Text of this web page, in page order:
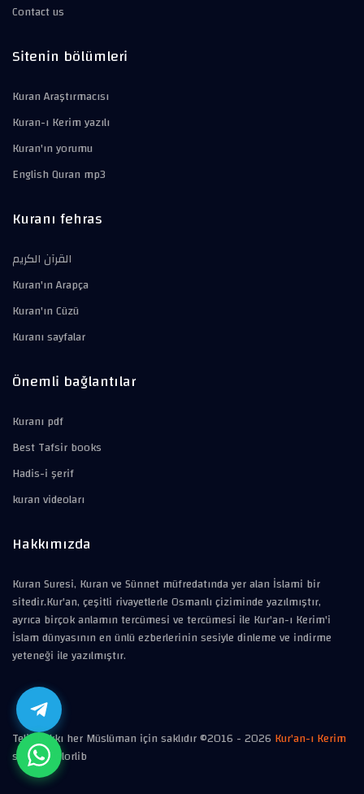
Contact us
Sitenin bölümleri
Kuran Araştırmacısı
Kuran-ı Kerim yazılı
Kuran'ın yorumu
English Quran mp3
Kuranı fehras
القرآن الكريم
Kuran'ın Arapça
Kuran'ın Cüzü
Kuranı sayfalar
Önemli bağlantılar
Kuranı pdf
Best Tafsir books
Hadis-i şerif
kuran videoları
Hakkımızda
Kuran Suresi, Kuran ve Sünnet müfredatında yer alan İslami bir
sitedir.Kur'an, çeşitli rivayetlerle Osmanlı çiziminde yazılmıştır,
ayrıca birçok anlamın tercümesi ve tercümesi ile Kur'an-ı Kerim'i
İslam dünyasının en ünlü ezberlerinin sesiyle dinleme ve indirme
yeteneği ile yazılmıştır.
Telif hakkı her Müslüman için saklıdır ©2016 -2026 Kur'an-ı Kerim
style Colorlib